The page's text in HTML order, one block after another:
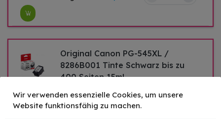
Original Canon PG-545XL /
8286B001 Tinte Schwarz bis zu
400 Seiten 15ml
Druckleistung:
400 27,32 €
Wir verwenden essenzielle Cookies, um unsere
Website funktionsfähig zu machen.